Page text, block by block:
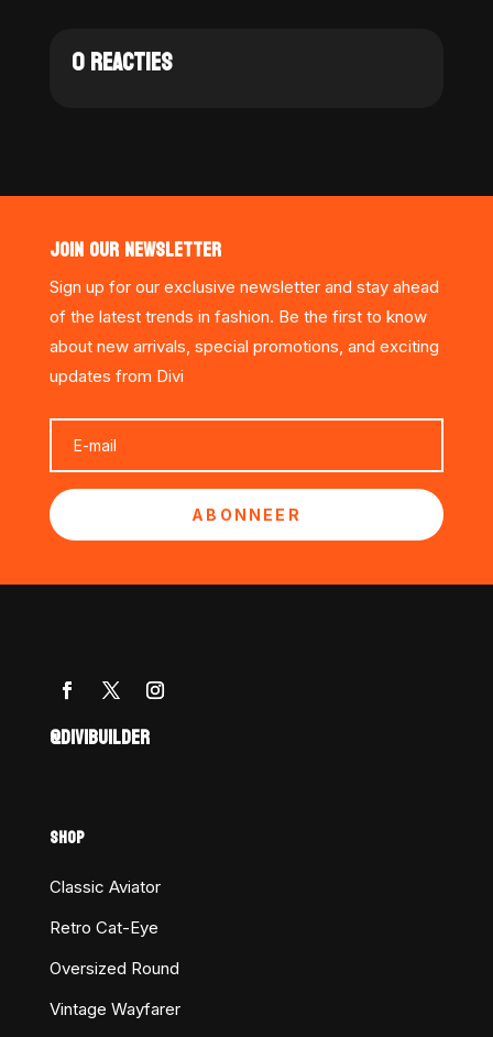
0 REACTIES
JOIN OUR NEWSLETTER
Sign up for our exclusive newsletter and stay ahead
of the latest trends in fashion. Be the first to know
about new arrivals, special promotions, and exciting
updates from Divi
ABONNEER
@DIVIBUILDER
SHOP
Classic Aviator
Retro Cat-Eye
Oversized Round
Vintage Wayfarer